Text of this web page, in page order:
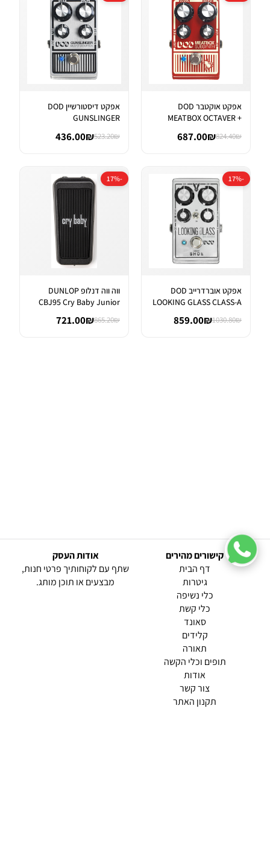
אפקט אוקטבר DOD
MEATBOX OCTAVER +
824.40₪
687.00₪
אפקט דיסטורשיין DOD
GUNSLINGER
523.20₪
436.00₪
-17%
אפקט אוברדרייב DOD
LOOKING GLASS CLASS-A
1030.80₪
859.00₪
-17%
ווה ווה דנלופ DUNLOP
CBJ95 Cry Baby Junior
865.20₪
721.00₪
קישורים מהירים
דף הבית
גיטרות
כלי נשיפה
כלי קשת
סאונד
קלידים
תאורה
תופים וכלי הקשה
אודות
צור קשר
(current)
תקנון האתר
אודות העסק
שתף עם לקוחותיך פרטי חנות,
מבצעים או תוכן מותג.